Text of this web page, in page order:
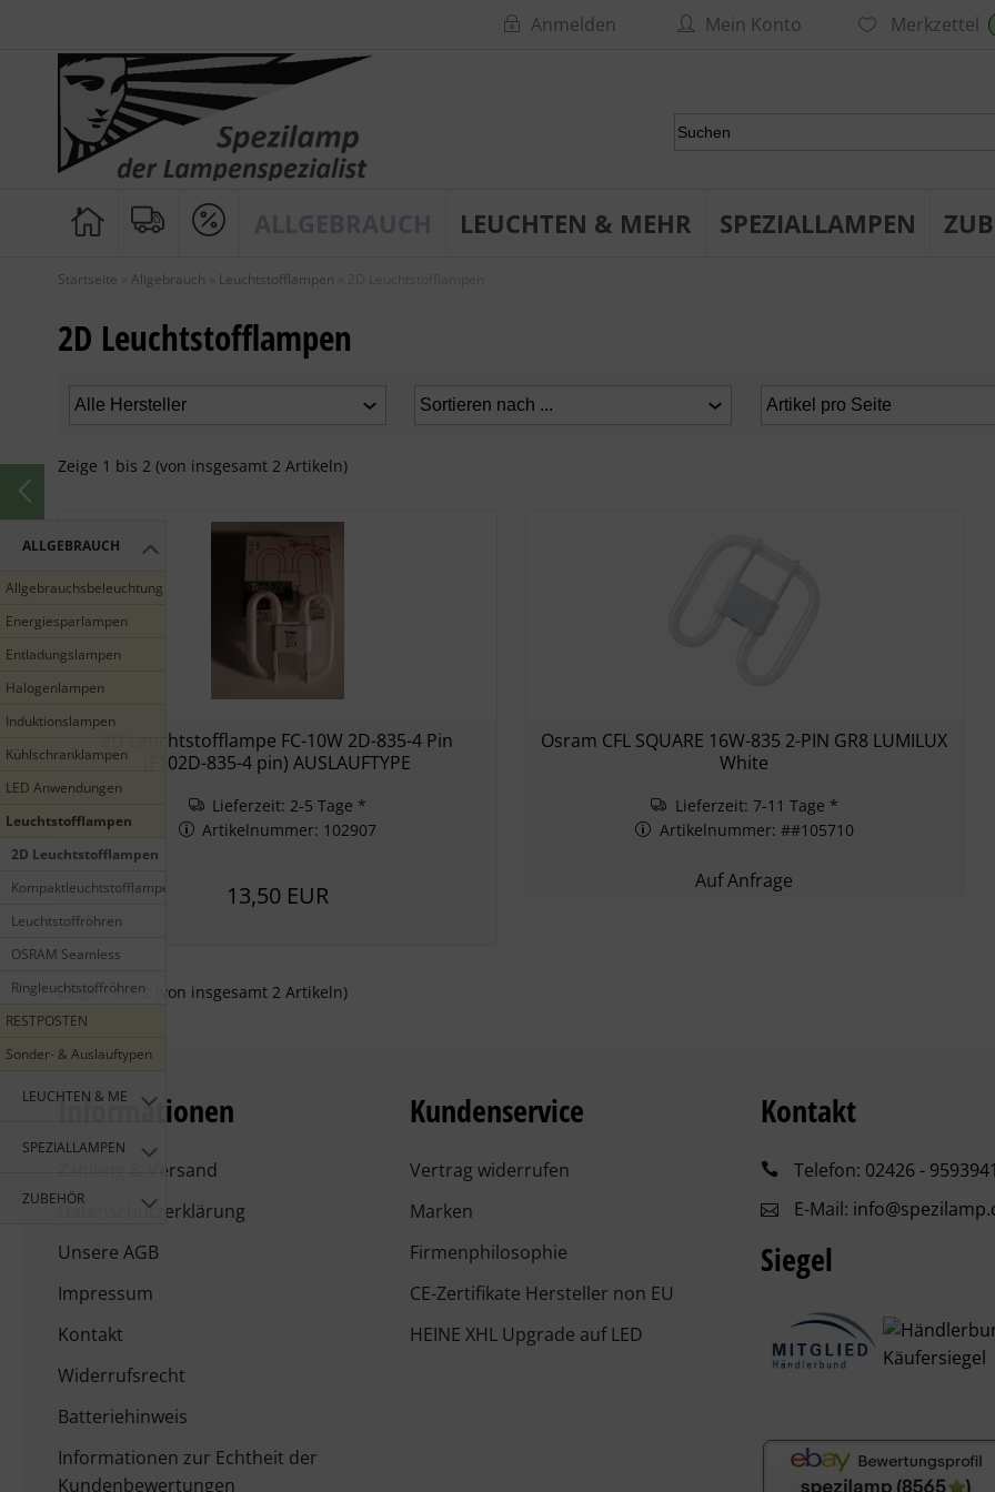
Anmelden Mein Konto Merkzettel
LEUCHTEN & MEHR SPEZIALLAMPEN
ALLGEBRAUCH
Allgebrauchsbeleuchtung
Energiesparlampen
Entladungslampen
Halogenlampen
Induktionslampen
Kühlschranklampen
LED Anwendungen
Leuchtstofflampen
2D Leuchtstofflampen
Kompaktleuchtstofflampen
Leuchtstoffröhren
OSRAM Seamless
Ringleuchtstoffröhren
RESTPOSTEN
Sonder- & Auslauftypen
LEUCHTEN & MEHR
SPEZIALLAMPEN
ZUBEHÖR
Startseite Allgebrauch Leuchtstofflampen
2D Leuchtstofflampen
Zeige 1 bis 2 (von insgesamt 2 Artikeln)
2D Leuchtstofflampe FC-10W 2D-835-4 Pin
(F102D-835-4 pin) AUSLAUFTYPE
Lieferzeit: 2-5 Tage *
Artikelnummer: 102907
13,50 EUR
Osram CFL SQUARE 16W-835 2-PIN GR8 LUMILUX
White
Lieferzeit: 7-11 Tage *
Artikelnummer: ##105710
Auf Anfrage
Zeige1bis2 (von insgesamt 2 Artikeln)
Informationen
Zahlung & Versand
Datenschutzerklärung
Unsere AGB
Impressum
Kontakt
Widerrufsrecht
Batteriehinweis
Informationen zur Echtheit der
Kundenbewertungen
Kundenservice
Vertrag widerrufen
Marken
Firmenphilosophie
CE-Zertifikate Hersteller non EU
HEINE XHL Upgrade auf LED
Kontakt
Telefon: 02426 - 9593941
E-Mail:
Siegel